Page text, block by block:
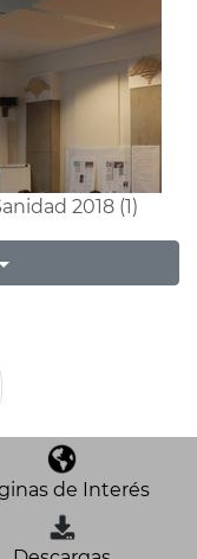
2018 (1)
de Interés